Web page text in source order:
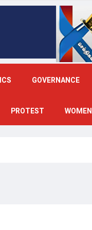
GOVERNANCE
PROTEST WOMEN